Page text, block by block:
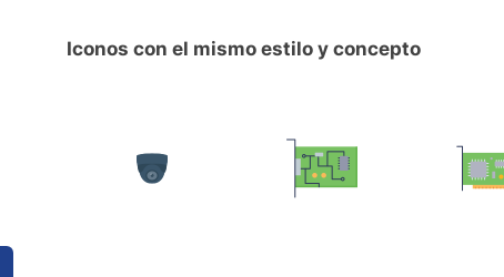
Iconos con el mismo estilo y concepto